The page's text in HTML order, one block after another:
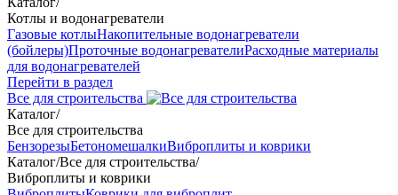
Котлы и водонагреватели
Газовые котлыНакопительные водонагреватели
(бойлеры)Проточные водонагревателиРасходные материалы
для водонагревателей
Перейти в раздел
Все для строительства
Каталог/
Все для строительства
БензорезыБетономешалкиВиброплиты и коврики
Каталог/Все для строительства/
Виброплиты и коврики